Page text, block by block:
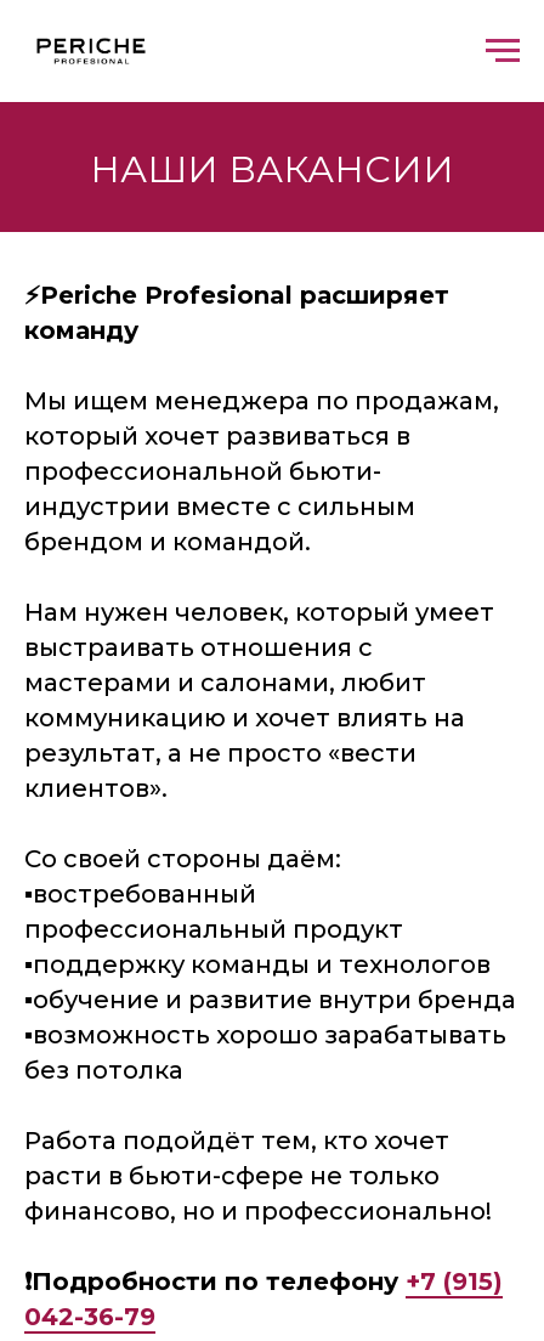
НАШИ ВАКАНСИИ
⚡️Periche Profesional расширяет
команду
Мы ищем менеджера по продажам,
который хочет развиваться в
профессиональной бьюти-
индустрии вместе с сильным
брендом и командой.
Нам нужен человек, который умеет
выстраивать отношения с
мастерами и салонами, любит
коммуникацию и хочет влиять на
результат, а не просто «вести
клиентов».
Со своей стороны даём:
▪️востребованный
профессиональный продукт
▪️поддержку команды и технологов
▪️обучение и развитие внутри бренда
▪️возможность хорошо зарабатывать
без потолка
Работа подойдёт тем, кто хочет
расти в бьюти-сфере не только
финансово, но и профессионально!
❗️Подробности по телефону +7 (915)
042-36-79